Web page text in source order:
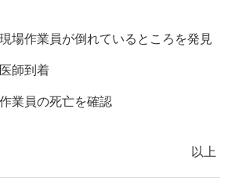
場作業員が倒れているところを発見
師到着
員の死亡を確認
以上